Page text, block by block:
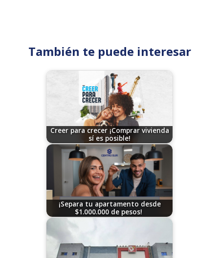
También te puede interesar
Creer para crecer ¡Comprar vivienda
sí es posible!
09/29/2023
¡Separa tu apartamento desde
$1.000.000 de pesos!